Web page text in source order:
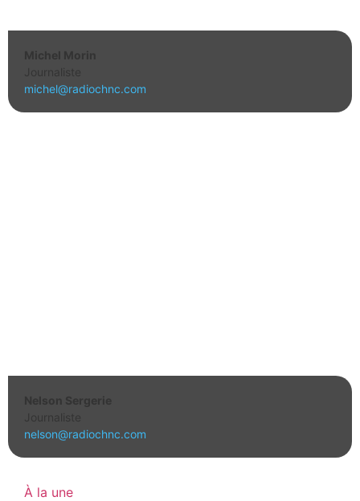
Michel Morin
Journaliste
michel@radiochnc.com
Nelson Sergerie
Journaliste
nelson@radiochnc.com
À la une